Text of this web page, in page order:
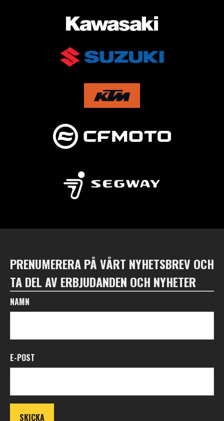
AUKTORISERAD ÅTERFÖRSÄLJARE AV
PRENUMERERA PÅ VÅRT NYHETSBREV OCH
TA DEL AV ERBJUDANDEN OCH NYHETER
NAMN
E-POST